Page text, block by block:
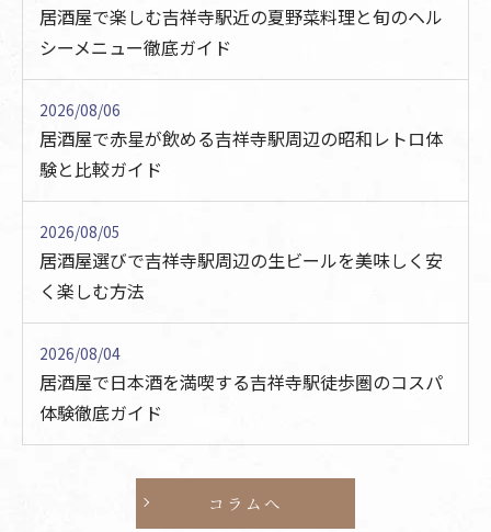
居酒屋で楽しむ吉祥寺駅近の夏野菜料理と旬のヘル
シーメニュー徹底ガイド
2026/08/06
居酒屋で赤星が飲める吉祥寺駅周辺の昭和レトロ体
験と比較ガイド
2026/08/05
居酒屋選びで吉祥寺駅周辺の生ビールを美味しく安
く楽しむ方法
2026/08/04
居酒屋で日本酒を満喫する吉祥寺駅徒歩圏のコスパ
体験徹底ガイド
コラムへ